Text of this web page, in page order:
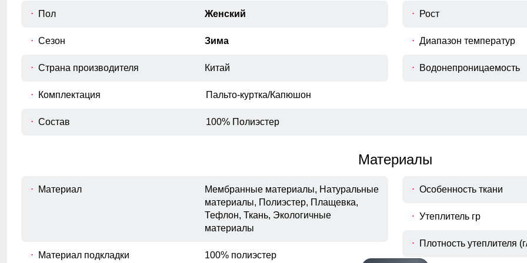
Подкладка из полиэстера: Устойчива к износу и легко
Подкладка из полиэстера: Устойчива к износу и легко
E
Расстояние от подмышечного шва
Полуобхват бедер
точкам ягодиц.
Пол Женский
Сезон Зима
Страна производителя Китай
Рост
Диапазон температур
Водонепроницаемость
Комплектация Пальто-куртка/Капюшон
Состав 100% Полиэстер
Материалы
Материал
Мембранные материалы, Натуральные
материалы, Полиэстер, Плащевка,
Тефлон, Ткань, Экологичные
материалы
Материал подкладки 100% полиэстер
Особенность ткани
Утеплитель гр
Плотность утеплителя